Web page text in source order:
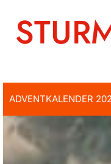
ADVENTKALENDER